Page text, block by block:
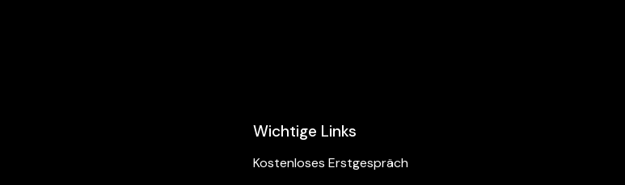
Wichtige Links
Kostenloses Erstgespräch